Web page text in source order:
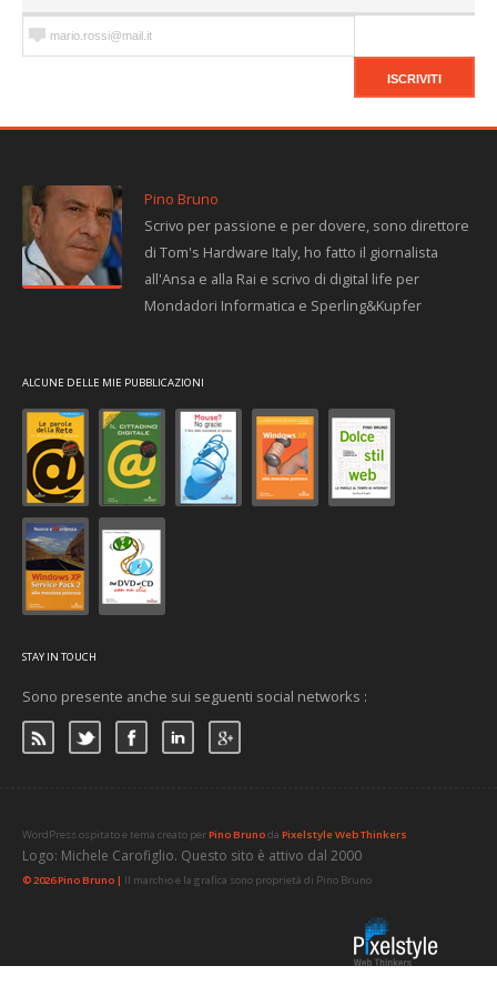
Pino Bruno
Scrivo per passione e per dovere, sono direttore
di Tom's Hardware Italy, ho fatto il giornalista
all'Ansa e alla Rai e scrivo di digital life per
Mondadori Informatica e Sperling&Kupfer
ALCUNE DELLE MIE PUBBLICAZIONI
STAY IN TOUCH
Sono presente anche sui seguenti social networks :
WordPress ospitato e tema creato perPino Brunoda Pixelstyle Web Thinkers
Logo: Michele Carofiglio. Questo sito è attivo dal 2000
© 2026 Pino Bruno | Il marchio e la grafica sono proprietà di Pino Bruno